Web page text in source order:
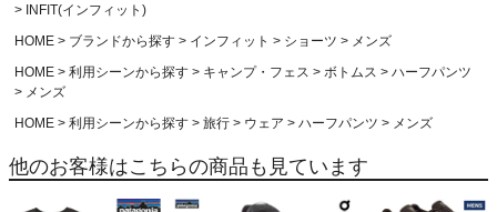
INFIT(インフィット)
HOME
ブランドから探す インフィット ショーツ
メンズ
HOME
利用シーンから探す キャンプ・フェス ボトムス
ハーフパンツ
メンズ
HOME
利用シーンから探す 旅行 ウェア ハーフパンツ メンズ
他のお客様はこちらの商品も見ています